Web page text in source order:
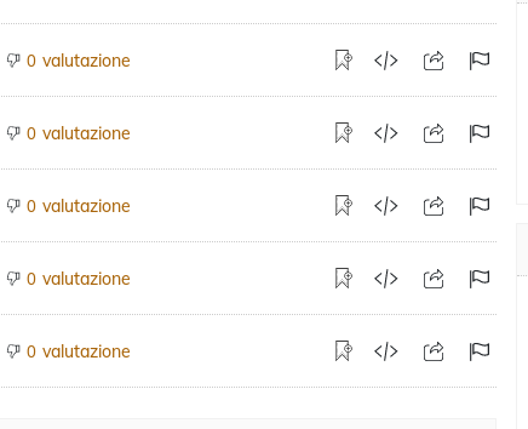
0 valutazione
0 valutazione
0 valutazione
0 valutazione
0 valutazione